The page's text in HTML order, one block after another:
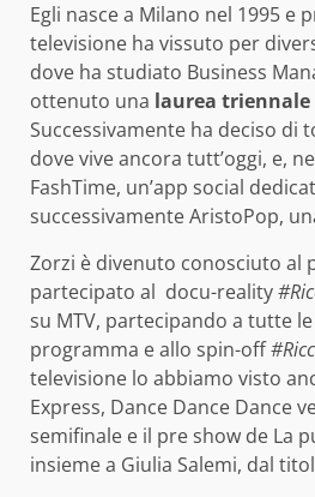
Egli nasce a Milano nel 1995 e
televisione ha vissuto per
dove ha studiato Business
ottenuto una laurea triennale
Successivamente ha deciso di
dove vive ancora tutt’oggi, e,
FashTime, un’app social
successivamente AristoPop,
Zorzi è divenuto conosciuto al
partecipato al docu-reality
su MTV, partecipando a tutte
programma e allo spin-off
televisione lo abbiamo visto
Express, Dance Dance Dance
semifinale e il pre show de La
insieme a Giulia Salemi, dal